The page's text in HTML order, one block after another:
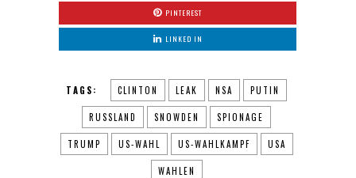
PINTEREST
LINKED IN
TAGS: CLINTON LEAK NSA PUTIN
RUSSLAND SNOWDEN SPIONAGE
TRUMP US-WAHL US-WAHLKAMPF USA
WAHLEN